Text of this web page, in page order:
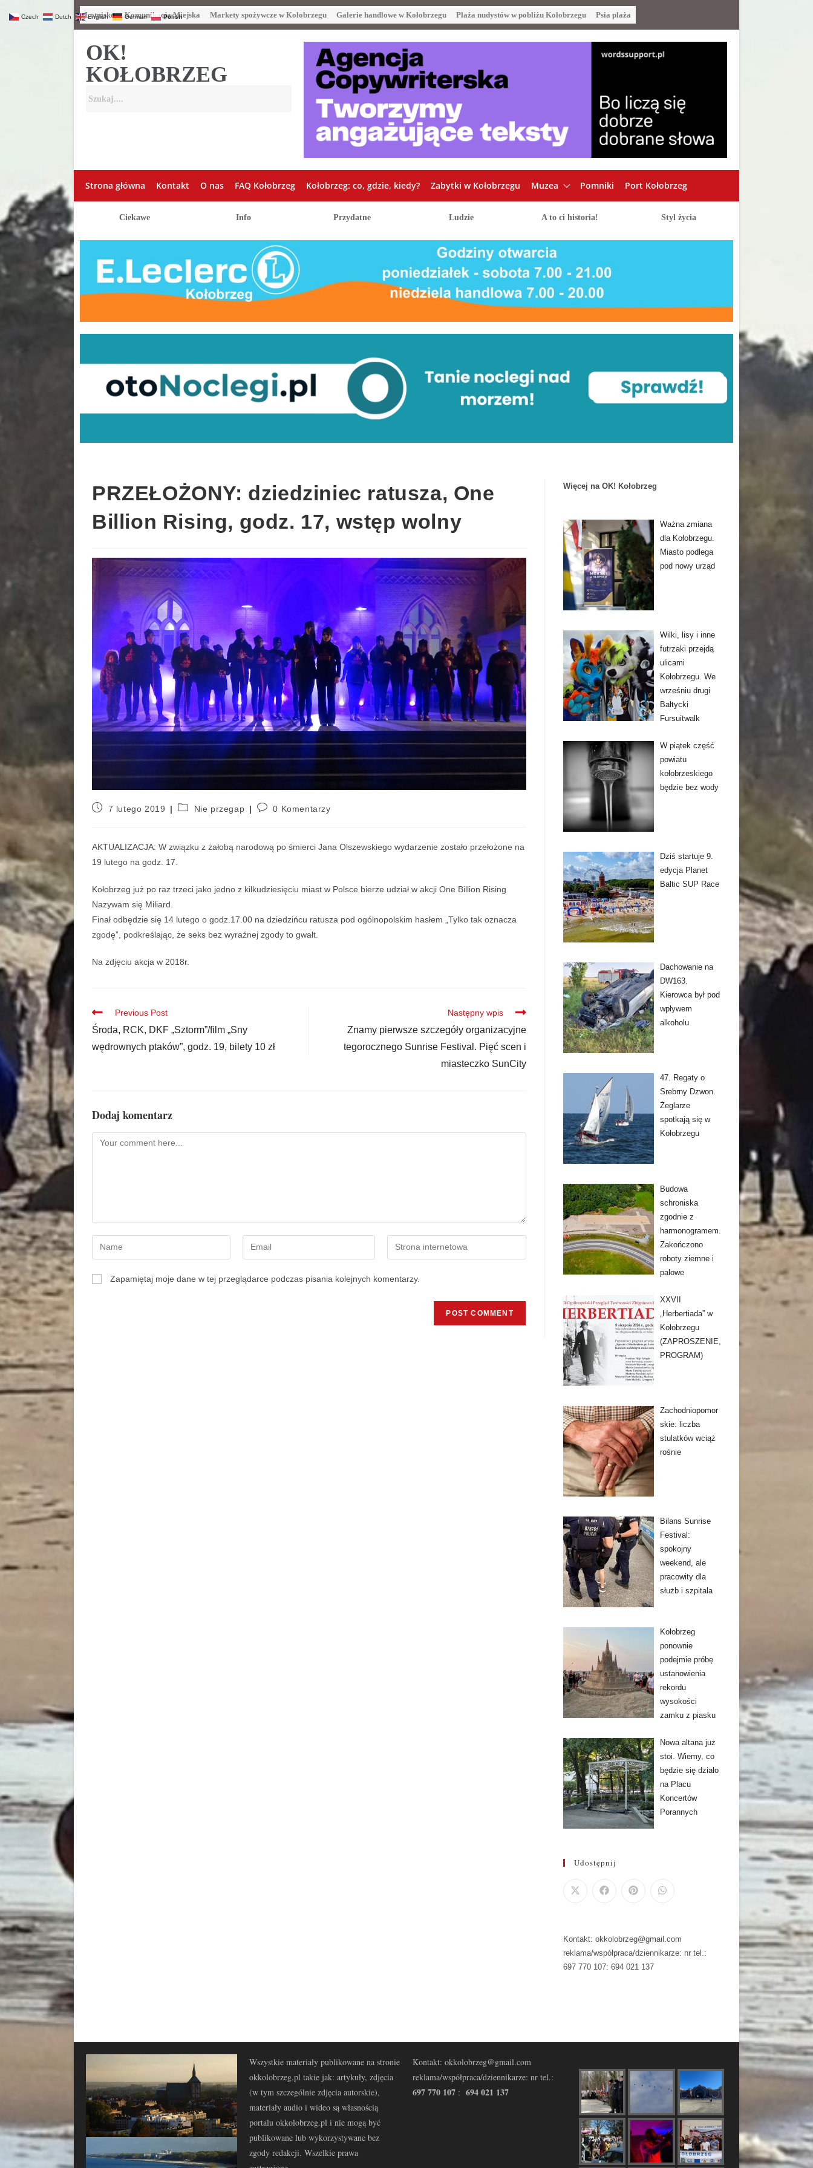
Lotnisko Komunikacja Miejska Markety spożywcze w Kołobrzegu Galerie handlowe w Kołobrzegu Plaża nudystów w pobliżu Kołobrzegu Psia plaża
OK!
KOŁOBRZEG
Strona główna Kontakt O nas FAQ Kołobrzeg Kołobrzeg: co, gdzie, kiedy? Zabytki w Kołobrzegu Muzea Pomniki Port Kołobrzeg
Ciekawe Info Przydatne Ludzie A to ci historia! Styl życia
PRZEŁOŻONY: dziedziniec ratusza, One
Billion Rising, godz. 17, wstęp wolny
7 lutego 2019 Nie przegap 0 Komentarzy
AKTUALIZACJA: W związku z żałobą narodową po śmierci Jana Olszewskiego wydarzenie zostało przełożone na
19 lutego na godz. 17.
Kołobrzeg już po raz trzeci jako jedno z kilkudziesięciu miast w Polsce bierze udział w akcji One Billion Rising
Nazywam się Miliard.
Finał odbędzie się 14 lutego o godz.17.00 na dziedzińcu ratusza pod ogólnopolskim hasłem „Tylko tak oznacza
zgodę”, podkreślając, że seks bez wyraźnej zgody to gwałt.
Na zdjęciu akcja w 2018r.
Previous Post
Środa, RCK, DKF „Sztorm”/film „Sny
wędrownych ptaków”, godz. 19, bilety 10 zł
Następny wpis
Znamy pierwsze szczegóły organizacyjne
tegorocznego Sunrise Festival. Pięć scen i
miasteczko SunCity
Dodaj komentarz
Zapamiętaj moje dane w tej przeglądarce podczas pisania kolejnych komentarzy.
Więcej na OK! Kołobrzeg
Ważna zmiana
dla Kołobrzegu.
Miasto podlega
pod nowy urząd
Wilki, lisy i inne
futrzaki przejdą
ulicami
Kołobrzegu. We
wrześniu drugi
Bałtycki
Fursuitwalk
W piątek część
powiatu
kołobrzeskiego
będzie bez wody
Dziś startuje 9.
edycja Planet
Baltic SUP Race
Dachowanie na
DW163.
Kierowca był pod
wpływem
alkoholu
47. Regaty o
Srebrny Dzwon.
Żeglarze
spotkają się w
Kołobrzegu
Budowa
schroniska
zgodnie z
harmonogramem.
Zakończono
roboty ziemne i
palowe
XXVII
„Herbertiada” w
Kołobrzegu
(ZAPROSZENIE,
PROGRAM)
Zachodniopomor
skie: liczba
stulatków wciąż
rośnie
Bilans Sunrise
Festival:
spokojny
weekend, ale
pracowity dla
służb i szpitala
Kołobrzeg
ponownie
podejmie próbę
ustanowienia
rekordu
wysokości
zamku z piasku
Nowa altana już
stoi. Wiemy, co
będzie się działo
na Placu
Koncertów
Porannych
Udostępnij
Kontakt: okkolobrzeg@gmail.com
reklama/współpraca/dziennikarze: nr tel.:
697 770 107: 694 021 137
Wszystkie materiały publikowane na stronie
okkolobrzeg.pl takie jak: artykuły, zdjęcia
(w tym szczególnie zdjęcia autorskie),
materiały audio i wideo są własnością
portalu okkolobrzeg.pl i nie mogą być
publikowane lub wykorzystywane bez
zgody redakcji. Wszelkie prawa
Kontakt: okkolobrzeg@gmail.com
reklama/współpraca/dziennikarze: nr tel.:
697 770 107 : 694 021 137
Czech Dutch English German Polish